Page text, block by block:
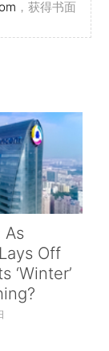
，获得书面
As
Off
‘Winter’